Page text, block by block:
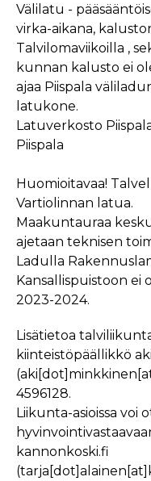
Välilatu -
virka-aikana,
Talvilomaviikoilla ,
kunnan kalusto ei
ajaa Piispala
latukone.
Latuverkosto
Piispala
Huomioitavaa!
Vartiolinnan latua.
Maakuntauraa
ajetaan teknisen
Ladulla
Kansallispuistoon ei
2023-2024.
Lisätietoa
kiinteistöpäällikkö
4596128.
Liikunta-asioissa voi
kannonkoski.fi